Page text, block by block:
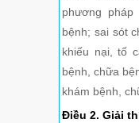
phương
bệnh; sai sót
khiếu nại, tố
bệnh, chữa
khám bệnh,
Điều 2. Giải